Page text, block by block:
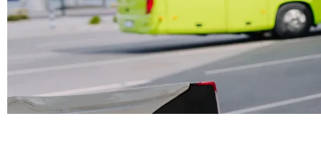
Keliausite su vaikais? Išsikvieskite automobilį,
Keliausite su augintiniais? Išbandykite keliones,
Reikia papildomos pagalbos? Kategorijoje
Nebrangios kelionės? Rinkitės kompaktišką „Bolt
Atsisiųsti programėlę „Bolt“